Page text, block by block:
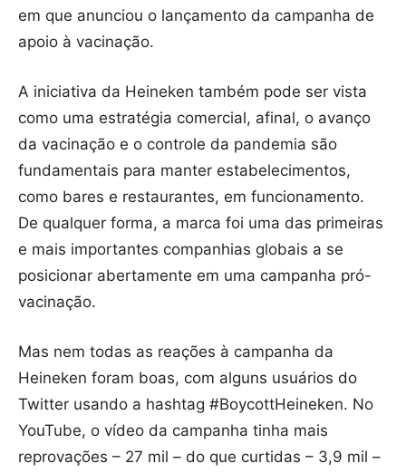
em que anunciou o lançamento da campanha de
apoio à vacinação.
A iniciativa da Heineken também pode ser vista
como uma estratégia comercial, afinal, o avanço
da vacinação e o controle da pandemia são
fundamentais para manter estabelecimentos,
como bares e restaurantes, em funcionamento.
De qualquer forma, a marca foi uma das primeiras
e mais importantes companhias globais a se
posicionar abertamente em uma campanha pró-
vacinação.
Mas nem todas as reações à campanha da
Heineken foram boas, com alguns usuários do
Twitter usando a hashtag #BoycottHeineken. No
YouTube, o vídeo da campanha tinha mais
reprovações – 27 mil – do que curtidas – 3,9 mil –